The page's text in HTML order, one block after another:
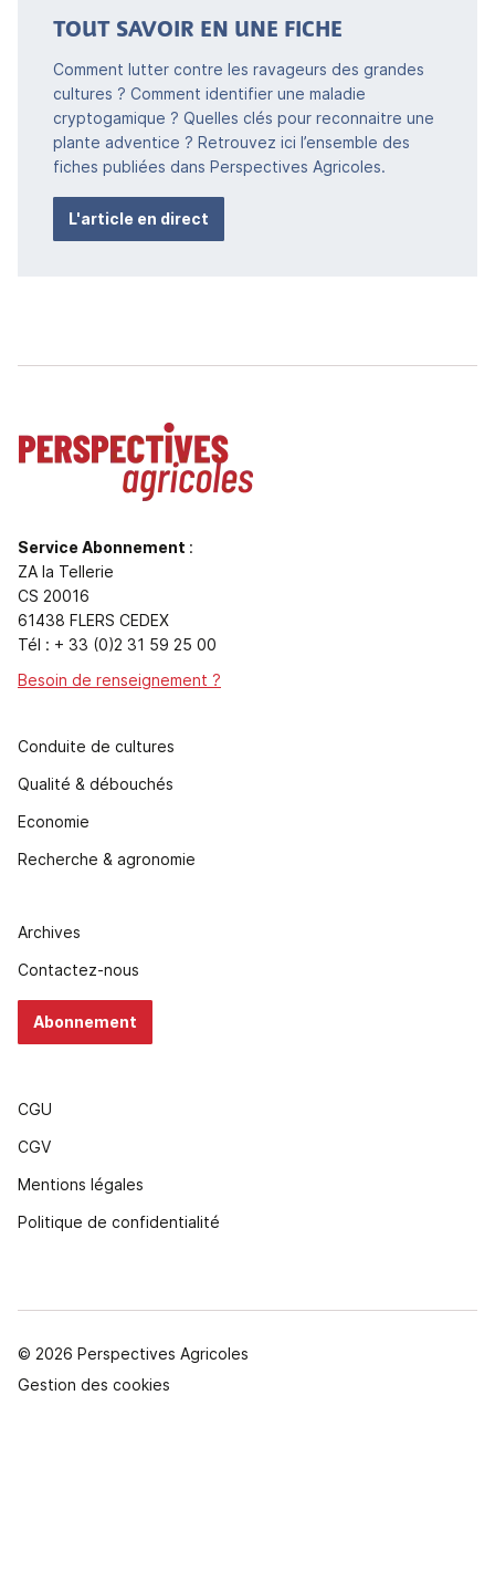
TOUT SAVOIR EN UNE FICHE
Comment lutter contre les ravageurs des grandes
cultures ? Comment identifier une maladie
cryptogamique ? Quelles clés pour reconnaitre une
plante adventice ? Retrouvez ici l’ensemble des
fiches publiées dans Perspectives Agricoles.
L'article en direct
Service Abonnement :
ZA la Tellerie
CS 20016
61438 FLERS CEDEX
Tél : + 33 (0)2 31 59 25 00
Besoin de renseignement ?
Conduite de cultures
Qualité & débouchés
Economie
Recherche & agronomie
Archives
Contactez-nous
Abonnement
CGU
CGV
Mentions légales
Politique de confidentialité
© 2026 Perspectives Agricoles
Gestion des cookies